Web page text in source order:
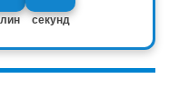
секунд